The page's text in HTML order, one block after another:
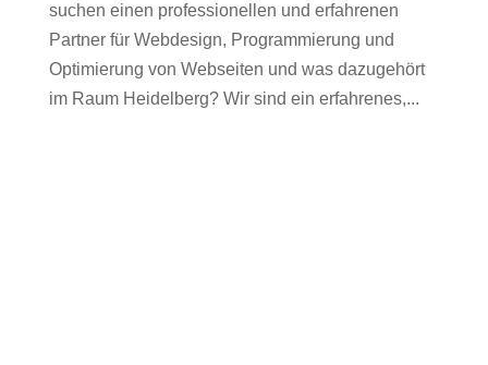
suchen einen professionellen und erfahrenen
Partner für Webdesign, Programmierung und
Optimierung von Webseiten und was dazugehört
im Raum Heidelberg? Wir sind ein erfahrenes,...